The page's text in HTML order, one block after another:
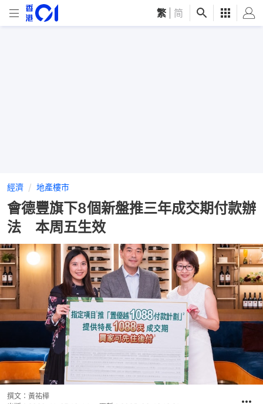
繁 简
經濟 地產樓市
會德豐旗下8個新盤推三年成交期付款辦
法 本周五生效
撰文： 黃祐樺